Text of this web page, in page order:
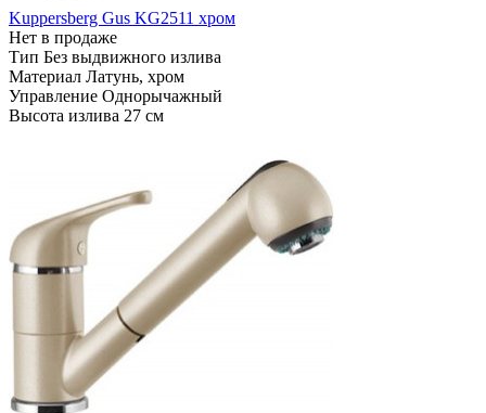
Kuppersberg Gus KG2511 хром
Нет в продаже
Тип Без выдвижного излива
Материал Латунь, хром
Управление Однорычажный
Высота излива 27 см